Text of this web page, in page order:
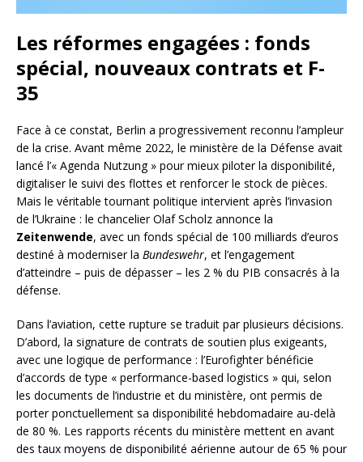
Les réformes engagées : fonds
spécial, nouveaux contrats et F-
35
Face à ce constat, Berlin a progressivement reconnu l’ampleur
de la crise. Avant même 2022, le ministère de la Défense avait
lancé l’« Agenda Nutzung » pour mieux piloter la disponibilité,
digitaliser le suivi des flottes et renforcer le stock de pièces.
Mais le véritable tournant politique intervient après l’invasion
de l’Ukraine : le chancelier Olaf Scholz annonce la
Zeitenwende, avec un fonds spécial de 100 milliards d’euros
destiné à moderniser la Bundeswehr, et l’engagement
d’atteindre – puis de dépasser – les 2 % du PIB consacrés à la
défense.
Dans l’aviation, cette rupture se traduit par plusieurs décisions.
D’abord, la signature de contrats de soutien plus exigeants,
avec une logique de performance : l’Eurofighter bénéficie
d’accords de type « performance-based logistics » qui, selon
les documents de l’industrie et du ministère, ont permis de
porter ponctuellement sa disponibilité hebdomadaire au-delà
de 80 %. Les rapports récents du ministère mettent en avant
des taux moyens de disponibilité aérienne autour de 65 % pour